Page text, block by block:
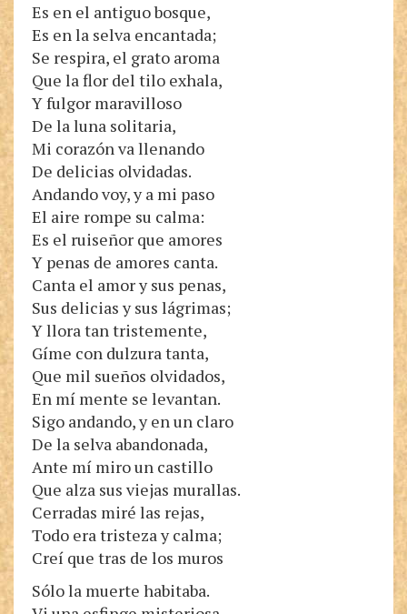
Es en el antiguo bosque,
Es en la selva encantada;
Se respira, el grato aroma
Que la flor del tilo exhala,
Y fulgor maravilloso
De la luna solitaria,
Mi corazón va llenando
De delicias olvidadas.
Andando voy, y a mi paso
El aire rompe su calma:
Es el ruiseñor que amores
Y penas de amores canta.
Canta el amor y sus penas,
Sus delicias y sus lágrimas;
Y llora tan tristemente,
Gíme con dulzura tanta,
Que mil sueños olvidados,
En mí mente se levantan.
Sigo andando, y en un claro
De la selva abandonada,
Ante mí miro un castillo
Que alza sus viejas murallas.
Cerradas miré las rejas,
Todo era tristeza y calma;
Creí que tras de los muros
Sólo la muerte habitaba.